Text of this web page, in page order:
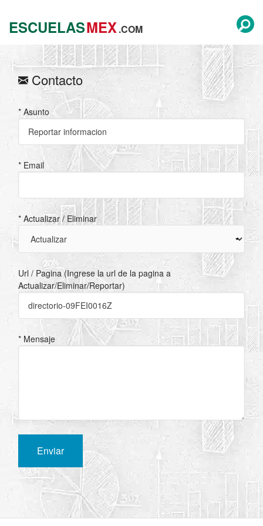
ESCUELASMEX.COM
Contacto
* Asunto
* Email
* Actualizar / Eliminar
Url / Pagina (Ingrese la url de la pagina a
Actualizar/Eliminar/Reportar)
* Mensaje
Enviar